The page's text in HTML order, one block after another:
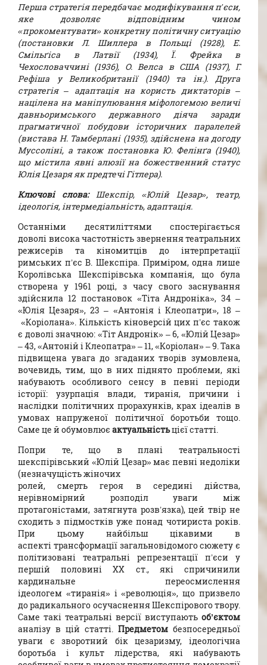
Перша стратегія передбачає модифікування п’єси,
яке дозволяє відповідним чином
«прокоментувати» конкретну політичну ситуацію
(постановки Л. Шиллера в Польщі (1928), Е.
Смільґіса в Латвії (1934), Ї. Фрейка в
Чехословаччині (1936), О. Велса в США (1937), Г.
Рефіша у Великобританії (1940) та ін.). Друга
стратегія – адаптація на користь диктаторів –
націлена на маніпулювання міфологемою величі
давньоримського державного діяча заради
прагматичної побудови історичних паралелей
(вистава Н. Тамберлані (1935), здійснена на догоду
Муссоліні, а також постановка Ю. Фелінґа (1940),
що містила явні алюзії на божественний статус
Юлія Цезаря як предтечі Гітлера).
Ключові слова:Шекспір, «Юлій Цезар», театр,
ідеологія, інтермедіальність, адаптація.
Останніми десятиліттями спостерігається
доволі висока частотність звернення театральних
режисерів та кіномитців до інтерпретації
римських п’єс В. Шекспіра. Приміром, одна лише
Королівська Шекспірівська компанія, що була
створена у 1961 році, з часу свого заснування
здійснила 12 постановок «Тіта Андроніка», 34 –
«Юлія Цезаря», 23 – «Антонія і Клеопатри», 18 –
«Коріолана». Кількість кіноверсій цих п’єс також
є доволі значною: «Тіт Андронік» – 6, «Юлій Цезар»
– 43, «Антоній і Клеопатра» – 11, «Коріолан» – 9. Така
підвищена увага до згаданих творів зумовлена,
вочевидь, тим, що в них піднято проблеми, які
набувають особливого сенсу в певні періоди
історії: узурпація влади, тиранія, причини і
наслідки політичних прорахунків, крах ідеалів в
умовах напруженої політичної боротьби тощо.
Саме це й обумовлює актуальністьцієї статті.
Попри те, що в плані театральності
шекспірівський «Юлій Цезар» має певні недоліки
(незначущість жіночих
ролей, смерть героя в середині дійства,
нерівномірний розподіл уваги між
протагоністами, затягнута розв’язка), цей твір не
сходить з підмостків уже понад чотириста років.
При цьому найбільш цікавими в
аспекті трансформації загальновідомого сюжету є
політизовані театральні репрезентації п’єси у
першій половині ХХ ст., які спричинили
кардинальне переосмислення
ідеологем «тиранія» і «революція», що призвело
до радикального осучаснення Шекспірового твору.
Саме такі театральні версії виступають об’єктом
аналізу в цій статті. Предметом безпосередньої
уваги є зворотний бік цезаризму, ідеологічна
боротьба і культ лідерства, які набувають